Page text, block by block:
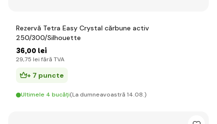
Rezervă Tetra Easy Crystal cărbune activ
250/300/Silhouette
36,00 lei
29,75 lei fără TVA
+ 7 puncte
Ultimele 4 bucăți(La dumneavoastră 14.08.)